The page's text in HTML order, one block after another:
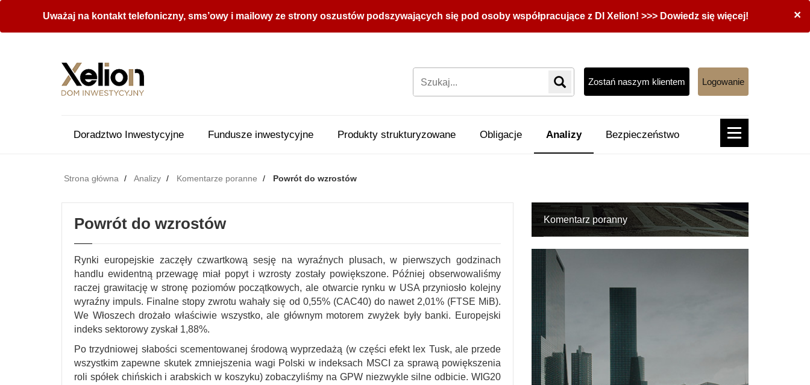
×
Uważaj na kontakt telefoniczny, sms’owy i mailowy ze strony oszustów podszywających się pod osoby współpracujące z DI Xelion! >>> Dowiedz się więcej!
Zostań naszym klientem Logowanie
Doradztwo Inwestycyjne Fundusze inwestycyjne Produkty strukturyzowane Obligacje Analizy Bezpieczeństwo
Strona główna Analizy Komentarze poranne Powrót do wzrostów
Powrót do wzrostów
Rynki europejskie zaczęły czwartkową sesję na wyraźnych plusach, w pierwszych godzinach
handlu ewidentną przewagę miał popyt i wzrosty zostały powiększone. Później obserwowaliśmy
raczej grawitację w stronę poziomów początkowych, ale otwarcie rynku w USA przyniosło kolejny
wyraźny impuls. Finalne stopy zwrotu wahały się od 0,55% (CAC40) do nawet 2,01% (FTSE MiB).
We Włoszech drożało właściwie wszystko, ale głównym motorem zwyżek były banki. Europejski
indeks sektorowy zyskał 1,88%.
Po trzydniowej słabości scementowanej środową wyprzedażą (w części efekt lex Tusk, ale przede
wszystkim zapewne skutek zmniejszenia wagi Polski w indeksach MSCI za sprawą powiększenia
roli spółek chińskich i arabskich w koszyku) zobaczyliśmy na GPW niezwykle silne odbicie. WIG20
Komentarz poranny